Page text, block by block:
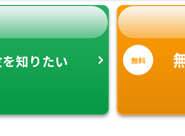
を知りたい 無料